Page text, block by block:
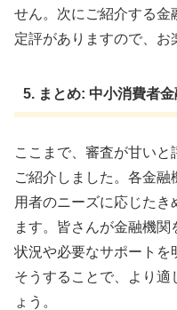
せん。次にご紹介する金
定評がありますので、お
5. まとめ: 中小消費者
ここまで、審査が甘い
ご紹介しました。各金融
用者のニーズに応じた
ます。皆さんが金融機
状況や必要なサポートを
そうすることで、より適
ょう。